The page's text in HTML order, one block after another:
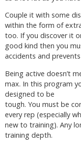
Couple it with some
within the form of
too. If you discover it
good kind then you
accidents and
Being active doesn’t
max. In this program
designed to be
tough. You must be
every rep (especially
new to training). Any
training depth.